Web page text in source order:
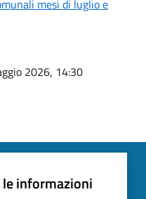
mesi di luglio e
2026, 14:30
informazioni